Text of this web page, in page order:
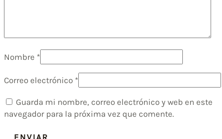
Nombre *
Correo electrónico *
Guarda mi nombre, correo electrónico y web en este
navegador para la próxima vez que comente.